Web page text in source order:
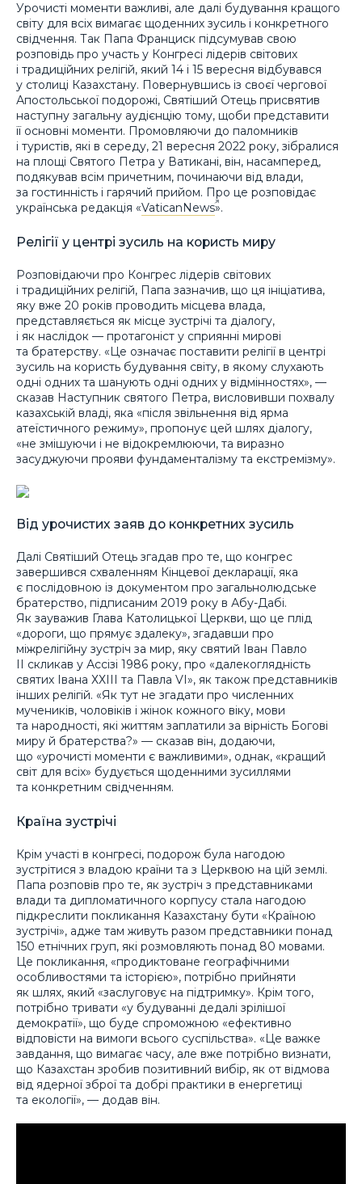
Урочисті моменти важливі, але далі будування кращого
світу для всіх вимагає щоденних зусиль і конкретного
свідчення. Так Папа Франциск підсумував свою
розповідь про участь у Конгресі лідерів світових
і традиційних релігій, який 14 і 15 вересня відбувався
у столиці Казахстану. Повернувшись із своєї чергової
Апостольської подорожі, Святіший Отець присвятив
наступну загальну аудієнцію тому, щоби представити
її основні моменти. Промовляючи до паломників
і туристів, які в середу, 21 вересня 2022 року, зібралися
на площі Святого Петра у Ватикані, він, насамперед,
подякував всім причетним, починаючи від влади,
за гостинність і гарячий прийом. Про це розповідає
українська редакція «VaticanNews».
Релігії у центрі зусиль на користь миру
Розповідаючи про Конгрес лідерів світових
і традиційних релігій, Папа зазначив, що ця ініціатива,
яку вже 20 років проводить місцева влада,
представляється як місце зустрічі та діалогу,
і як наслідок — протагоніст у сприянні мирові
та братерству. «Це означає поставити релігії в центрі
зусиль на користь будування світу, в якому слухають
одні одних та шанують одні одних у відмінностях», —
сказав Наступник святого Петра, висловивши похвалу
казахській владі, яка «після звільнення від ярма
атеїстичного режиму», пропонує цей шлях діалогу,
«не змішуючи і не відокремлюючи, та виразно
засуджуючи прояви фундаменталізму та екстремізму».
Від урочистих заяв до конкретних зусиль
Далі Святіший Отець згадав про те, що конгрес
завершився схваленням Кінцевої декларації, яка
є послідовною із документом про загальнолюдське
братерство, підписаним 2019 року в Абу-Дабі.
Як зауважив Глава Католицької Церкви, що це плід
«дороги, що прямує здалеку», згадавши про
міжрелігійну зустріч за мир, яку святий Іван Павло
ІІ скликав у Ассізі 1986 року, про «далекоглядність
святих Івана ХХІІІ та Павла VI», як також представників
інших релігій. «Як тут не згадати про численних
мучеників, чоловіків і жінок кожного віку, мови
та народності, які життям заплатили за вірність Богові
миру й братерства?» — сказав він, додаючи,
що «урочисті моменти є важливими», однак, «кращий
світ для всіх» будується щоденними зусиллями
та конкретним свідченням.
Країна зустрічі
Крім участі в конгресі, подорож була нагодою
зустрітися з владою країни та з Церквою на цій землі.
Папа розповів про те, як зустріч з представниками
влади та дипломатичного корпусу стала нагодою
підкреслити покликання Казахстану бути «Країною
зустрічі», адже там живуть разом представники понад
150 етнічних груп, які розмовляють понад 80 мовами.
Це покликання, «продиктоване географічними
особливостями та історією», потрібно прийняти
як шлях, який «заслуговує на підтримку». Крім того,
потрібно тривати «у будуванні дедалі зрілішої
демократії», що буде спроможною «ефективно
відповісти на вимоги всього суспільства». «Це важке
завдання, що вимагає часу, але вже потрібно визнати,
що Казахстан зробив позитивний вибір, як от відмова
від ядерної зброї та добрі практики в енергетиці
та екології», — додав він.